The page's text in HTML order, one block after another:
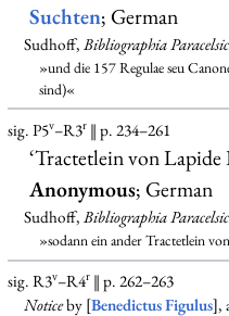
Suchten; German
Sudhoff,Bibliographia
»und die 157 Regulae seu
sind)«
sig. P5v–R3r‖ p. 234–261
‘Tractetlein von
Anonymous; German
Sudhoff,Bibliographia
»sodann ein ander Tractetlein
sig. R3v–R4r‖ p. 262–263
Noticeby [Benedictus Figulus],